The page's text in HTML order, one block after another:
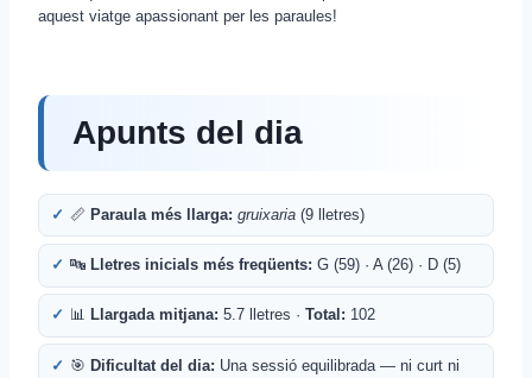
aquest viatge apassionant per les paraules!
Apunts del dia
📏 Paraula més llarga: gruixaria (9 lletres)
🔤 Lletres inicials més freqüents: G (59) · A (26) · D (5)
📊 Llargada mitjana: 5.7 lletres · Total: 102
🎯 Dificultat del dia: Una sessió equilibrada — ni curt ni